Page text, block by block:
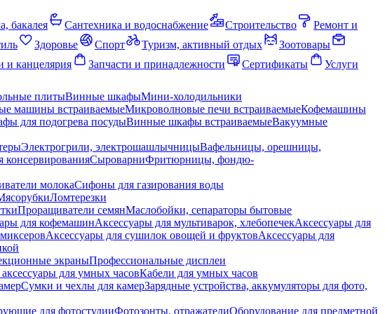
бакалея Сантехника и водоснабжение Строительство
Ремонт и
Здоровье Спорт Туризм, активный отдых
Зоотовары
и канцелярия Запчасти и принадлежности Сертификаты
Услуги
плитыВинные шкафыМини-холодильники
машины встраиваемыеМикроволновые печи встраиваемыеКофемашины
для подогрева посудыВинные шкафы встраиваемыеВакуумные
Электрогрили, электрошашлычницыВафельницы, орешницы,
консервированияСыроварниФритюрницы, фондю-
молокаСифоны для газирования воды
Ломтерезки
Проращиватели семянМаслобойки, сепараторы бытовые
для кофемашинАксессуары для мультиварок, хлебопечекАксессуары для
Аксессуары для сушилок овощей и фруктовАксессуары для
экраныПрофессиональные дисплеи
для умных часовКабели для умных часов
Сумки и чехлы для камерЗарядные устройства, аккумуляторы для фото,
для фотостудииФотозонты, отражателиОборудование для предметной